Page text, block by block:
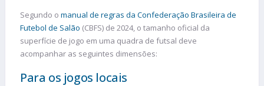
Segundo o manual de regras da Confederação Brasileira de
Futebol de Salão (CBFS) de 2024, o tamanho oficial da
superfície de jogo em uma quadra de futsal deve
acompanhar as seguintes dimensões:
Para os jogos locais